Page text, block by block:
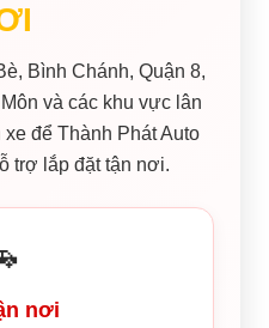
Bình Chánh, Quận 8,
và các khu vực lân
để Thành Phát Auto
trợ lắp đặt tận nơi.
nơi